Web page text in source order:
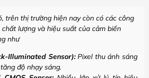
trên thị trường hiện nay còn có các công
lượng và hiệu suất của cảm biến
như
Illuminated Sensor):Pixel thu ánh sáng
độ nhạy sáng.